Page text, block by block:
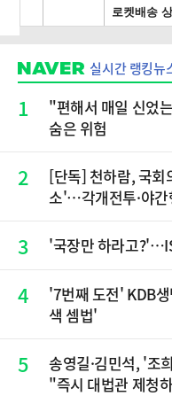
실시간 랭킹뉴
1
"편해서 매일 신었
숨은 위험
2
[단독] 천하람, 국회
소'…각개전투·야간
3 '국장만 하라고
4
'7번째 도전' KDB
색 셈법'
5
송영길·김민석, '조
"즉시 대법관 제청